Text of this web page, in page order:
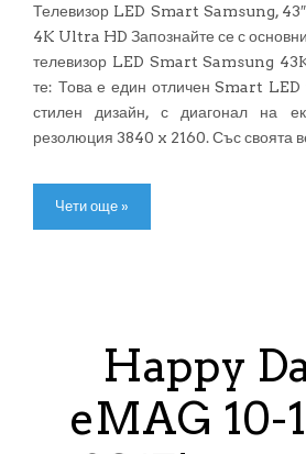
Телевизор LED Smart Samsung,
4K Ultra HD Запознайте се с
телевизор LED Smart Samsung
те: Това е един отличен Smart LED
стилен дизайн, с диагонал на
резолюция 3840 x 2160. Със своята
Чети още »
Happy
eMAG 10-